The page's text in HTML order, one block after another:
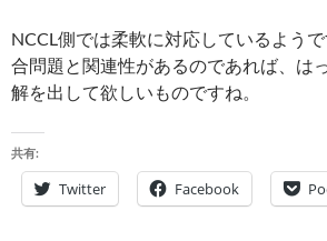
NCCL側では柔軟に対応しているよう
合問題と関連性があるのであれば、は
解を出して欲しいものですね。
共有:
Twitter Facebook